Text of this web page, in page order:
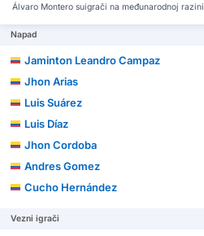
Álvaro Montero suigrači na međunarodnoj razini
Napad
Jaminton Leandro Campaz
Jhon Arias
Luis Suárez
Luis Díaz
Jhon Cordoba
Andres Gomez
Cucho Hernández
Vezni igrači